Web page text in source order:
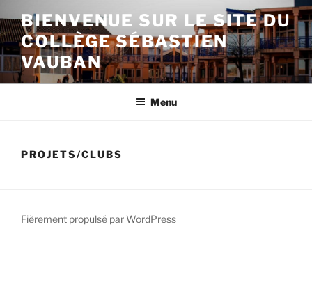
au
contenu
principal
BIENVENUE SUR LE SITE DU
COLLÈGE SÉBASTIEN
VAUBAN
Menu
PROJETS/CLUBS
Fièrement propulsé par WordPress